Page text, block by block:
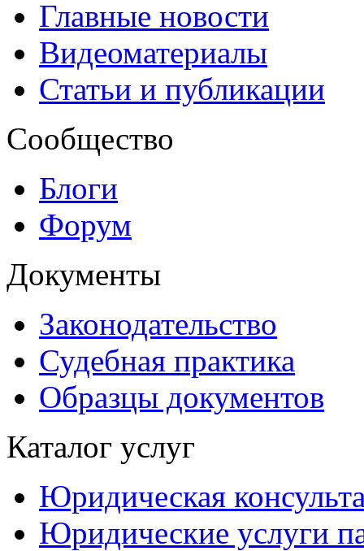
Главные новости
Видеоматериалы
Статьи и публикации
Сообщество
Блоги
Форум
Документы
Законодательство
Судебная практика
Образцы документов
Каталог услуг
Юридическая
Юридические услуги